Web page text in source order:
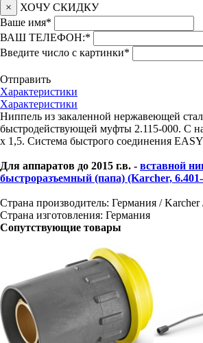
×
ХОЧУ СКИДКУ
Ваше имя*
ВАШ ТЕЛЕФОН:*
Введите число с картинки*
Отправить
Характеристики
Характеристики
Ниппель из закаленной нержавеющей
быстродействующей муфты 2.115-000. С
x 1,5. Система быстрого соединения
Для аппаратов до 2015 г.в. - вставной
быстроразъемный (папа) (Karcher,
Страна производитель: Германия / Karcher
Страна изготовления: Германия
Сопутствующие товары